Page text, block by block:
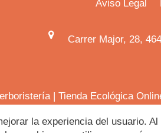
Aviso Legal
Carrer Major, 28,
| Tienda Ecológica
la experiencia del usuario.